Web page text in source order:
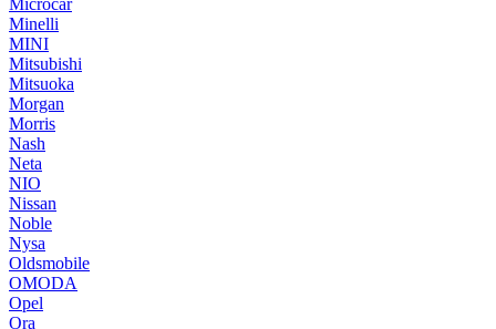
Minelli
MINI
Mitsubishi
Mitsuoka
Morgan
Morris
Nash
Neta
NIO
Nissan
Noble
Nysa
Oldsmobile
OMODA
Opel
Ora